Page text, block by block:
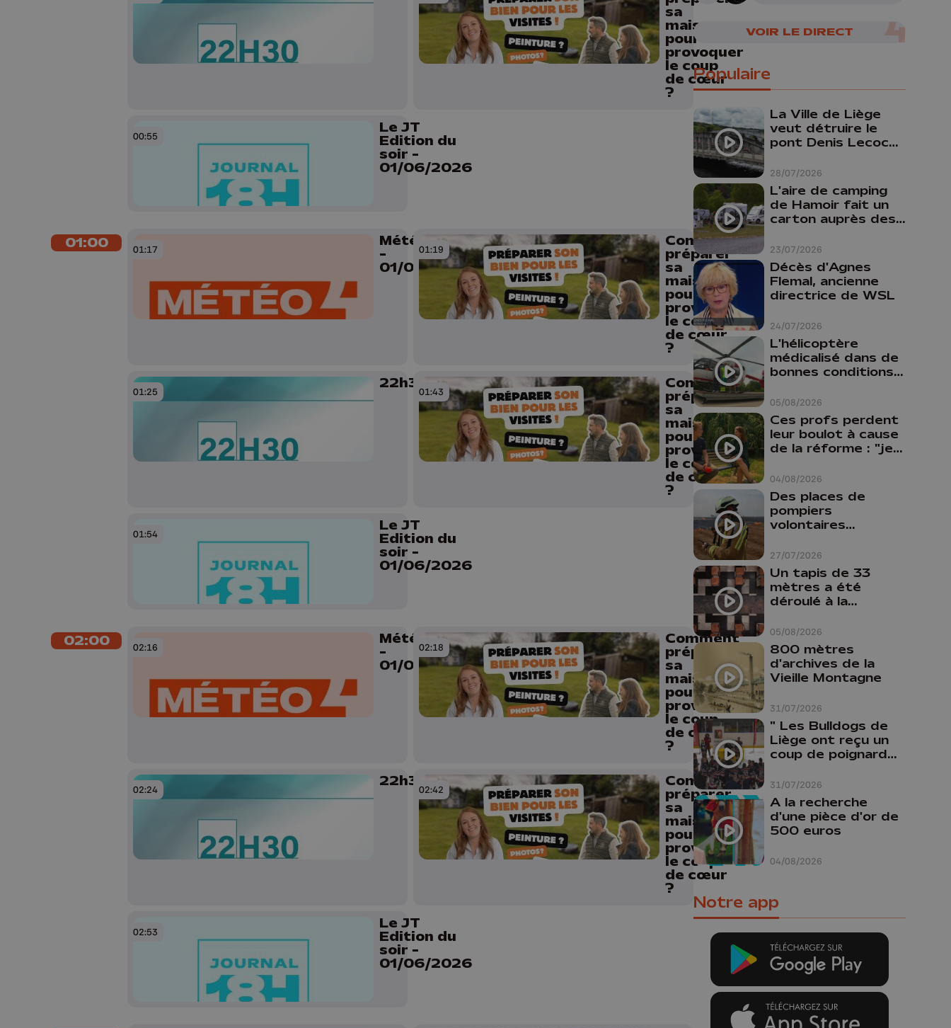
sa
maison
pour
provoquer
le coup
de cœur
?
00:55
Le JT
Edition du
soir -
01/06/2026
01:00 01:17
Météo Soir
-
01/06/2026
01:19
Comment
préparer
sa
maison
pour
provoquer
le coup
de cœur
?
01:25
22h30
01:43
Comment
préparer
sa
maison
pour
provoquer
le coup
de cœur
?
01:54
Le JT
Edition du
soir -
01/06/2026
02:00 02:16
Météo Soir
-
01/06/2026
02:18
Comment
préparer
sa
maison
pour
provoquer
le coup
de cœur
?
02:24
22h30
02:42
Comment
préparer
sa
maison
pour
provoquer
le coup
de cœur
?
02:53
Le JT
Edition du
soir -
01/06/2026
VOIR LE DIRECT
Populaire
28/07/2026
La Ville de Liège
veut détruire le
pont Denis Lecocq
budget pour le
faire
23/07/2026
L'aire de camping
de Hamoir fait un
carton auprès des
24/07/2026
Décès d'Agnes
Flemal, ancienne
directrice de WSL
05/08/2026
L'hélicoptère
médicalisé dans de
bonnes conditions à
04/08/2026
Ces profs perdent
leur boulot à cause
de la réforme : "je
comme prof que
comme
pharmacienne"
27/07/2026
Des places de
pompiers
volontaires
province de Liège :
"Un citoyen qui
n'est formé ne
peut pas nous
aider"
05/08/2026
Un tapis de 33
mètres a été
déroulé à la
Liège
31/07/2026
800 mètres
d'archives de la
Vieille Montagne
31/07/2026
" Les Bulldogs de
Liège ont reçu un
coup de poignard
04/08/2026
A la recherche
d'une pièce d'or de
500 euros
Notre app